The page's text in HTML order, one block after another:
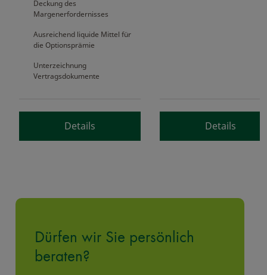
Deckung des
Margenerfordernisses
Ausreichend liquide Mittel für
die Optionsprämie
Unterzeichnung
Vertragsdokumente
Details Details
Dürfen wir Sie persönlich
beraten?